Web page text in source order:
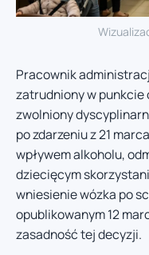
Pracownik
zatrudniony w punkcie
zwolniony
po zdarzeniu z 21
wpływem alkoholu,
dziecięcym
wniesienie wózka po
opublikowanym 12
zasadność tej decyzji.